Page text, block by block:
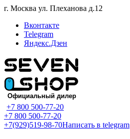
г. Москва ул. Плеханова д.12
Вконтакте
Telegram
Яндекс.Дзен
+7 800 500-77-20
+7 800 500-77-20
+7(929)519-98-70Написать в telegram